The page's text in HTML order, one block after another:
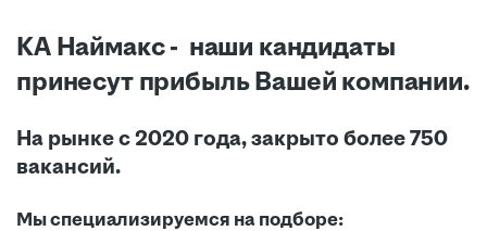
КА Наймакс - наши кандидаты
принесут прибыль Вашей компании.
На рынке с 2020 года, закрыто более 750
вакансий.
Мы специализируемся на подборе: